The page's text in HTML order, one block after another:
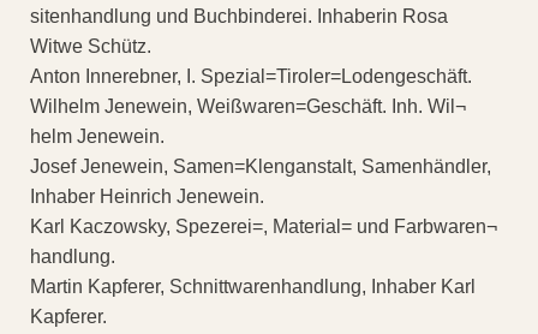
sitenhandlung und Buchbinderei. Inhaberin Rosa
Witwe Schütz.
Anton Innerebner, I. Spezial=Tiroler=Lodengeschäft.
Wilhelm Jenewein, Weißwaren=Geschäft. Inh. Wil¬
helm Jenewein.
Josef Jenewein, Samen=Klenganstalt, Samenhändler,
Inhaber Heinrich Jenewein.
Karl Kaczowsky, Spezerei=, Material= und Farbwaren¬
handlung.
Martin Kapferer, Schnittwarenhandlung, Inhaber Karl
Kapferer.